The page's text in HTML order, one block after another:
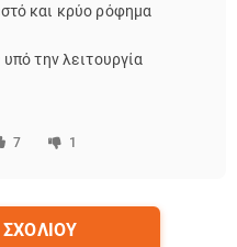
και κρύο ρόφημα
την λειτουργία
7 1